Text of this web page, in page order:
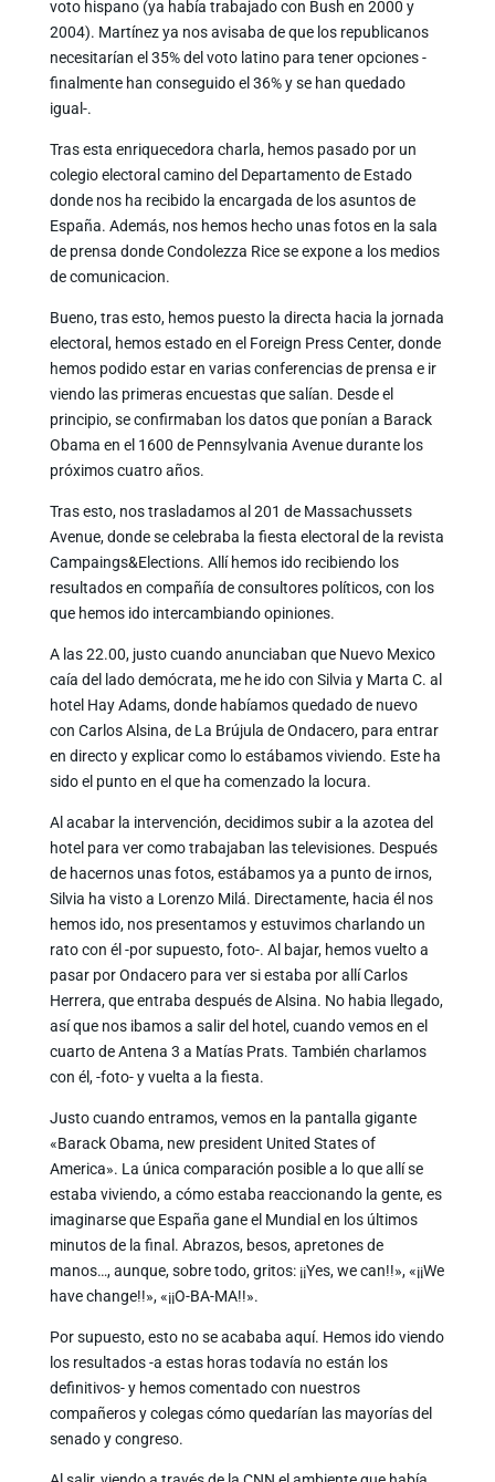
voto hispano (ya había trabajado con Bush en 2000 y
2004). Martínez ya nos avisaba de que los republicanos
necesitarían el 35% del voto latino para tener opciones -
finalmente han conseguido el 36% y se han quedado
igual-.
Tras esta enriquecedora charla, hemos pasado por un
colegio electoral camino del Departamento de Estado
donde nos ha recibido la encargada de los asuntos de
España. Además, nos hemos hecho unas fotos en la sala
de prensa donde Condolezza Rice se expone a los medios
de comunicacion.
Bueno, tras esto, hemos puesto la directa hacia la jornada
electoral, hemos estado en el Foreign Press Center, donde
hemos podido estar en varias conferencias de prensa e ir
viendo las primeras encuestas que salían. Desde el
principio, se confirmaban los datos que ponían a Barack
Obama en el 1600 de Pennsylvania Avenue durante los
próximos cuatro años.
Tras esto, nos trasladamos al 201 de Massachussets
Avenue, donde se celebraba la fiesta electoral de la revista
Campaings&Elections. Allí hemos ido recibiendo los
resultados en compañía de consultores políticos, con los
que hemos ido intercambiando opiniones.
A las 22.00, justo cuando anunciaban que Nuevo Mexico
caía del lado demócrata, me he ido con Silvia y Marta C. al
hotel Hay Adams, donde habíamos quedado de nuevo
con Carlos Alsina, de La Brújula de Ondacero, para entrar
en directo y explicar como lo estábamos viviendo. Este ha
sido el punto en el que ha comenzado la locura.
Al acabar la intervención, decidimos subir a la azotea del
hotel para ver como trabajaban las televisiones. Después
de hacernos unas fotos, estábamos ya a punto de irnos,
Silvia ha visto a Lorenzo Milá. Directamente, hacia él nos
hemos ido, nos presentamos y estuvimos charlando un
rato con él -por supuesto, foto-. Al bajar, hemos vuelto a
pasar por Ondacero para ver si estaba por allí Carlos
Herrera, que entraba después de Alsina. No habia llegado,
así que nos ibamos a salir del hotel, cuando vemos en el
cuarto de Antena 3 a Matías Prats. También charlamos
con él, -foto- y vuelta a la fiesta.
Justo cuando entramos, vemos en la pantalla gigante
«Barack Obama, new president United States of
America». La única comparación posible a lo que allí se
estaba viviendo, a cómo estaba reaccionando la gente, es
imaginarse que España gane el Mundial en los últimos
minutos de la final. Abrazos, besos, apretones de
manos…, aunque, sobre todo, gritos: ¡¡Yes, we can!!», «¡¡We
have change!!», «¡¡O-BA-MA!!».
Por supuesto, esto no se acababa aquí. Hemos ido viendo
los resultados -a estas horas todavía no están los
definitivos- y hemos comentado con nuestros
compañeros y colegas cómo quedarían las mayorías del
senado y congreso.